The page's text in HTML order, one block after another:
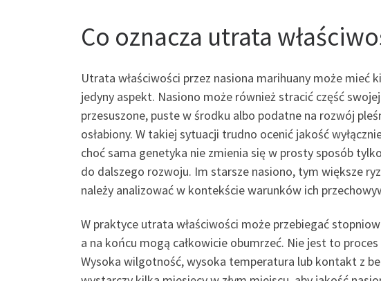
Co oznacza utrata
Utrata właściwości przez nasiona marihuany może mieć
jedyny aspekt. Nasiono może również stracić część
przesuszone, puste w środku albo podatne na rozwój
osłabiony. W takiej sytuacji trudno ocenić jakość
choć sama genetyka nie zmienia się w prosty sposób
do dalszego rozwoju. Im starsze nasiono, tym większe
należy analizować w kontekście warunków ich
W praktyce utrata właściwości może przebiegać
a na końcu mogą całkowicie obumrzeć. Nie jest to
Wysoka wilgotność, wysoka temperatura lub kontakt z